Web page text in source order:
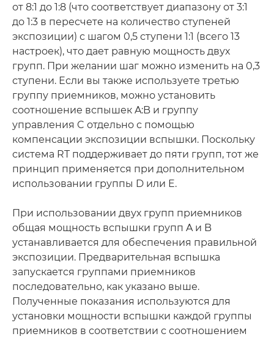
от 8:1 до 1:8 (что соответствует диапазону от 3:1
до 1:3 в пересчете на количество ступеней
экспозиции) с шагом 0,5 ступени 1:1 (всего 13
настроек), что дает равную мощность двух
групп. При желании шаг можно изменить на 0,3
ступени. Если вы также используете третью
группу приемников, можно установить
соотношение вспышек A:B и группу
управления C отдельно с помощью
компенсации экспозиции вспышки. Поскольку
система RT поддерживает до пяти групп, тот же
принцип применяется при дополнительном
использовании группы D или E.
При использовании двух групп приемников
общая мощность вспышки групп A и B
устанавливается для обеспечения правильной
экспозиции. Предварительная вспышка
запускается группами приемников
последовательно, как указано выше.
Полученные показания используются для
установки мощности вспышки каждой группы
приемников в соответствии с соотношением